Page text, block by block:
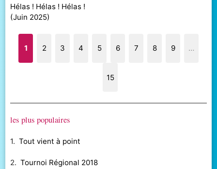
Hélas ! Hélas ! Hélas !
(Juin 2025)
1 2 3 4 5 6 7 8 9 …
15
les plus populaires
1.Tout vient à point
2.Tournoi Régional 2018